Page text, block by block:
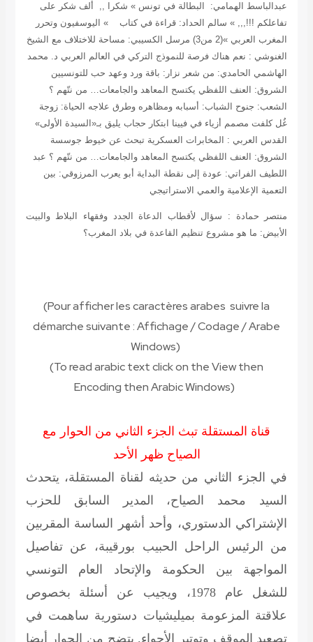
عبدالباسط الهمامي: البطالة في تونس » شكرا ,, ألف شكر على
تفاعلكم !!!,,, » سالم الحداد: قراءة في كتاب » اليوسفيون وتحرر
المغرب العربي »(2 من3)
مرسل الكسيبي: مساحة للاختلاف مع الشيخ
الغنوشي : نعم هناك فرصة للنموذج التركي في العالم العربي د. محمد
الهاشمي الحامدي: من شعر نزار: باقة ورد وعهد حب للتونسيين
الشروق: العنف اللفظي يكتسح المعاهد والجامعات… من نتّهم ؟
الشعب: جنوح الشباب: أسبابه ومظاهره وطرق علاجه الحياة: زوجة
غُل كلفت مصمم أزياء في فيينا ابتكار حجاب يليق بـ«السيدة الأولى»
القدس العربي : المخابرات العسكرية تبحث عن خيوط جوسسة
الشروق: العنف اللفظي يكتسح المعاهد والجامعات… من نتّهم ؟ عبد
اللطيف الفراتي: عودة إلى نقطة البداية أبو يعرب المرزوقي: بين
التعمية الإعلامية والعمي الاستراتيجي
منتصر حمادة : سؤال لأقطاب الدعاة الجدد وفقهاء البلاط والبيت
الأبيض: ما هو مشروع تنظيم القاعدة في بلاد المغرب؟
(Pour afficher les caractères arabes suivre la
démarche suivante :Affichage / Codage / Arabe
Windows(
(To readarabic text click on the View then
Encoding then Arabic Windows(
قناة المستقلة تبث الجزء الثاني من الحوار مع
الصياح ظهر الأحد
في الجزء الثاني من حديثه لقناة المستقلة، يتحدث
السيد محمد الصياح، المدير السابق للحزب
الإشتراكي الدستوري، وأحد أشهر الساسة المقربين
من الرئيس الراحل الحبيب بورقيبة، عن تفاصيل
المواجهة بين الحكومة والإتحاد العام التونسي
للشغل عام 1978، ويجيب عن أسئلة بخصوص
علاقتة المزعومة بميليشيات دستورية ساهمت في
تصعيد الموقف وتوتير الأجواء. يتضح من الحوار أيضا